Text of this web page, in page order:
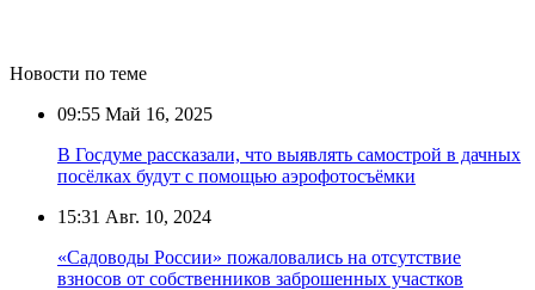
Новости по теме
09:55 Май 16, 2025
В Госдуме рассказали, что выявлять самострой в дачных
посёлках будут с помощью аэрофотосъёмки
15:31 Авг. 10, 2024
«Садоводы России» пожаловались на отсутствие
взносов от собственников заброшенных участков